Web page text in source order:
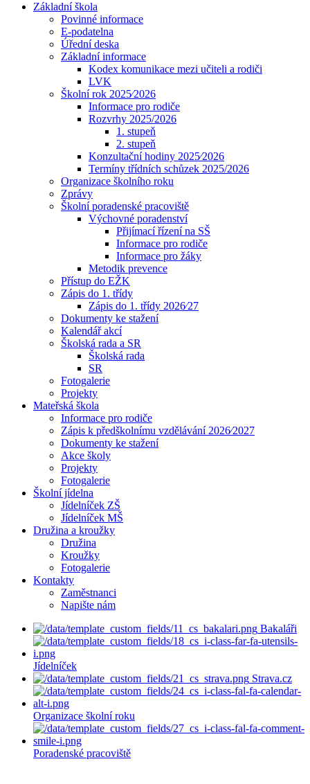
Základní škola
Povinné informace
E-podatelna
Úřední deska
Základní informace
Kodex komunikace mezi učiteli a rodiči
LVK
Školní rok 2025⁄2026
Informace pro rodiče
Rozvrhy 2025/2026
1. stupeň
2. stupeň
Konzultační hodiny 2025⁄2026
Termíny třídních schůzek 2025/2026
Organizace školního roku
Zprávy
Školní poradenské pracoviště
Výchovné poradenství
Přijímací řízení na SŠ
Informace pro rodiče
Informace pro žáky
Metodik prevence
Přístup do EŽK
Zápis do 1. třídy
Zápis do 1. třídy 2026⁄27
Dokumenty ke stažení
Kalendář akcí
Školská rada a SR
Školská rada
SR
Fotogalerie
Projekty
Mateřská škola
Informace pro rodiče
Zápis k předškolnímu vzdělávání 2026⁄2027
Dokumenty ke stažení
Akce školy
Projekty
Fotogalerie
Školní jídelna
Jídelníček ZŠ
Jídelníček MŠ
Družina a kroužky
Družina
Kroužky
Fotogalerie
Kontakty
Zaměstnanci
Napište nám
Bakaláři
Jídelníček
Strava.cz
Organizace školní roku
Poradenské pracoviště